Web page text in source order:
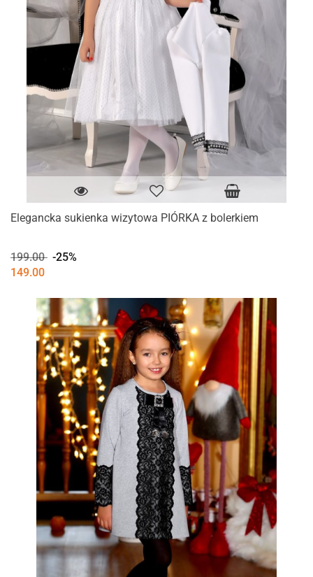
Elegancka sukienka wizytowa PIÓRKA z bolerkiem
199.00 -25%
149.00